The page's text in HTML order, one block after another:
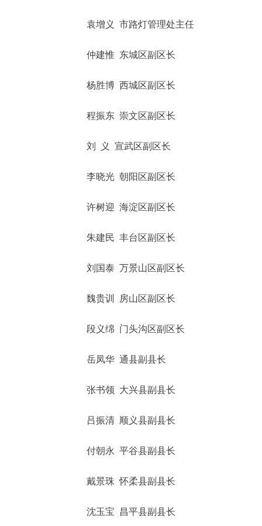
袁增义 市路灯管理处主任
仲建惟 东城区副区长
杨胜博 西城区副区长
程振东 崇文区副区长
刘 义 宣武区副区长
李晓光 朝阳区副区长
许树迎 海淀区副区长
朱建民 丰台区副区长
刘国泰 万景山区副区长
魏贵训 房山区副区长
段义绵 门头沟区副区长
岳凤华 通县副县长
张书领 大兴县副县长
吕振清 顺义县副县长
付朝永 平谷县副县长
戴景珠 怀柔县副县长
沈玉宝 昌平县副县长